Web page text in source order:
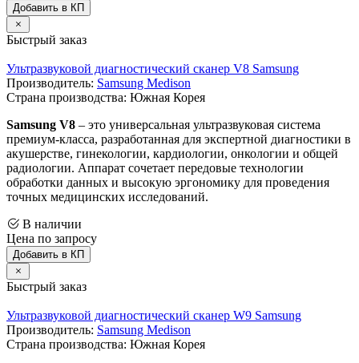
Добавить в КП
Быстрый заказ
Ультразвуковой диагностический сканер V8 Samsung
Производитель: Samsung Medison
Страна производства: Южная Корея
Samsung V8 – это универсальная ультразвуковая система
премиум-класса, разработанная для экспертной диагностики в
акушерстве, гинекологии, кардиологии, онкологии и общей
радиологии. Аппарат сочетает передовые технологии
обработки данных и высокую эргономику для проведения
точных медицинских исследований.
В наличии
Цена по запросу
Добавить в КП
Быстрый заказ
Ультразвуковой диагностический сканер W9 Samsung
Производитель: Samsung Medison
Страна производства: Южная Корея